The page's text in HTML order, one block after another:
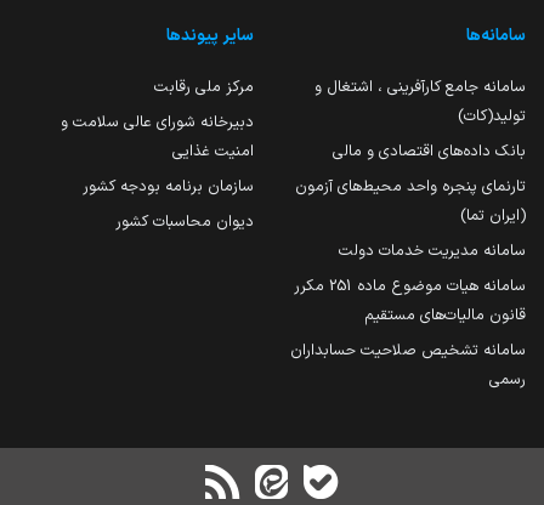
سامانه‌ها
سامانه جامع کارآفرینی ، اشتغال و
تولید(کات)
بانک داده‌های اقتصادی و مالی
تارنمای پنجره واحد محیط‌های آزمون
(ایران تما)
سامانه مدیریت خدمات دولت
سامانه هیات موضوع ماده 251 مکرر
قانون مالیات‌های مستقیم
سامانه تشخیص صلاحیت حسابداران
رسمی
سایر پیوندها
مرکز ملی رقابت
دبیرخانه شورای عالی سلامت و
امنیت غذایی
سازمان برنامه بودجه کشور
دیوان محاسبات کشور